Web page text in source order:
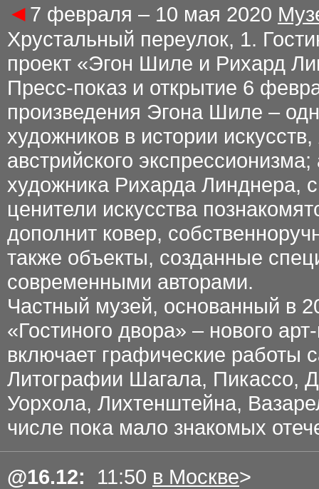
◄ 7 февраля – 10 мая 2020
Хрустальный переулок, 1.
проект «Эгон Шиле и Рихард
Пресс-показ и открытие 6
произведения Эгона Шиле –
художников в истории
австрийского
художника Рихарда Линднера,
ценители искусства
дополнит ковер,
также объекты, созданные
современными авторами.
Частный музей, основанный в
«Гостиного двора» – нового
включает графические работы
Литографии Шагала, Пикассо,
Уорхола, Лихтенштейна,
числе пока мало знакомых
@16.12: 11:50 в Москве>